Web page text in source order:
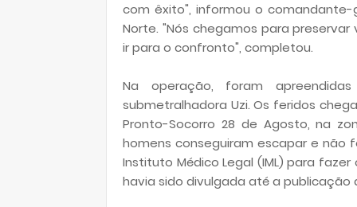
com êxito", informou o comandante-
Norte. "Nós chegamos para
ir para o confronto", completou.
Na operação, foram
submetralhadora Uzi. Os feridos
Pronto-Socorro 28 de Agosto, na
homens conseguiram escapar e não
Instituto Médico Legal (IML) para
havia sido divulgada até a publicação